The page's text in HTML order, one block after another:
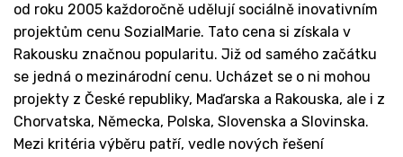
od roku 2005 každoročně udělují sociálně inovativním
projektům cenu SozialMarie. Tato cena si získala v
Rakousku značnou popularitu. Již od samého začátku
se jedná o mezinárodní cenu. Ucházet se o ni mohou
projekty z České republiky, Maďarska a Rakouska, ale i z
Chorvatska, Německa, Polska, Slovenska a Slovinska.
Mezi kritéria výběru patří, vedle nových řešení